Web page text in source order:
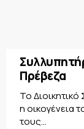
Πρέβεζα
Το
η οικογένεια
τους...